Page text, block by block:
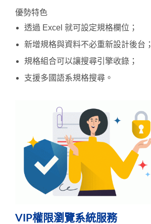
優勢特色
透過 Excel 就可設定規格欄位；
新增規格與資料不必重新設計後台；
規格組合可以讓搜尋引擎收錄；
支援多國語系規格搜尋。
VIP權限瀏覽系統服務